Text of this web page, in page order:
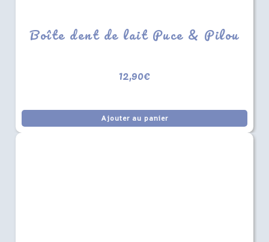
Boîte dent de lait Puce & Pilou
12,90€
Ajouter au panier